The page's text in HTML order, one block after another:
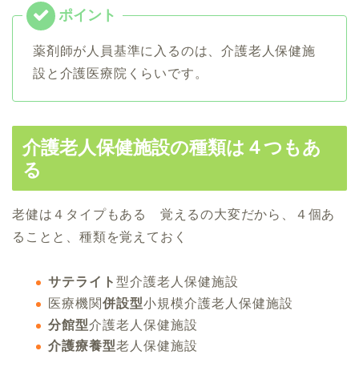
薬剤師が人員基準に入るのは、介護老人保健施
設と介護医療院くらいです。
介護老人保健施設の種類は４つもあ
る
老健は４タイプもある 覚えるの大変だから、４個あ
ることと、種類を覚えておく
サテライト 型介護老人保健施設
医療機関併設型小規模介護老人保健施設
分館型介護老人保健施設
介護療養型老人保健施設